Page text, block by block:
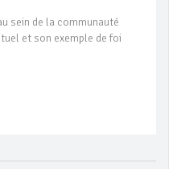
sein de la communauté
et son exemple de foi